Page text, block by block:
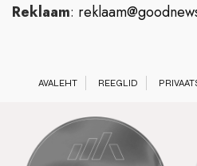
Reklaam:
AVALEHT REEGLID